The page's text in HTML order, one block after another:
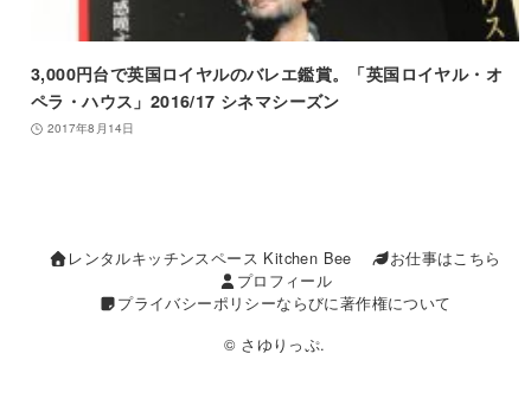
3,000円台で英国ロイヤルのバレエ鑑賞。「英国ロイヤル・オ
ペラ・ハウス」2016/17 シネマシーズン
2017年8月14日
レンタルキッチンスペース Kitchen Bee
お仕事はこちら
プロフィール
プライバシーポリシーならびに著作権について
© さゆりっぷ.